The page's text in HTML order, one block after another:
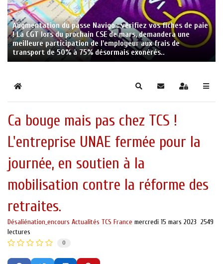
Augmentation du passe Navigo : vérifiez vos fiches de paie
! La CGT lors du prochain CSE de mars, demandera une
meilleure participation de l'employeur aux frais de
transport de 50% à 75% désormais exonérés..
Home SearchS'abonner au blog
Sign In
Ca bouge mais pas chez TCS !
L'entreprise UNAE fermée pour la
journée, en soutien à la
mobilisation contre la réforme des
retraites.
Désaliénation_encours Actualités TCS France mercredi 15 mars 2023 2549
lectures
0